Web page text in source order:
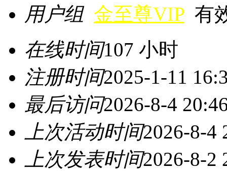
用户组 金至尊VIP 有
在线时间107 小时
注册时间2025-1-11
最后访问2026-8-4
上次活动时间2026-8-4
上次发表时间2026-8-2